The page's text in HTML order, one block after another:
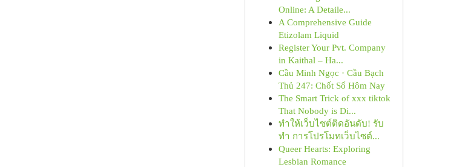
Online: A Detaile...
A Comprehensive Guide
Etizolam Liquid
Register Your Pvt. Company
in Kaithal – Ha...
Cầu Minh Ngọc · Cầu Bạch
Thủ 247: Chốt Số Hôm Nay
The Smart Trick of xxx tiktok
That Nobody is Di...
ทำให้เว็บไซต์ติดอันดับ! รับ
ทำ การโปรโมทเว็บไซต์...
Queer Hearts: Exploring
Lesbian Romance